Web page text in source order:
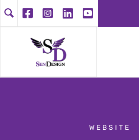
WEBSITE